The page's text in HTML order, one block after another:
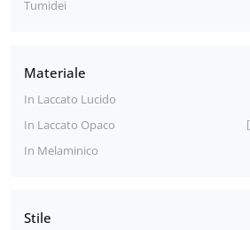
Tumidei
Materiale
In Laccato Lucido
In Laccato Opaco
In Melaminico
Stile